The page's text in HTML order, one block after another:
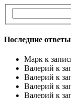
Последние
Марк к
Валерий к
Валерий к
Валерий к
Валерий к